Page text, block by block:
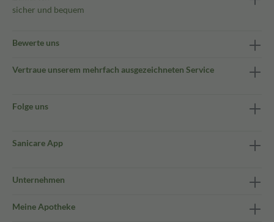
sicher und bequem
Bewerte uns
Vertraue unserem mehrfach ausgezeichneten Service
Folge uns
Sanicare App
Unternehmen
Meine Apotheke